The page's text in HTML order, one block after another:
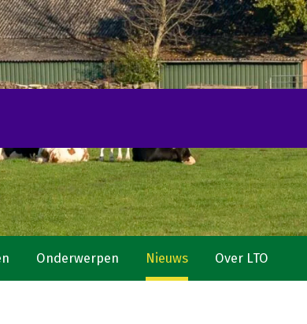
Onderwerpen Nieuws Over LTO